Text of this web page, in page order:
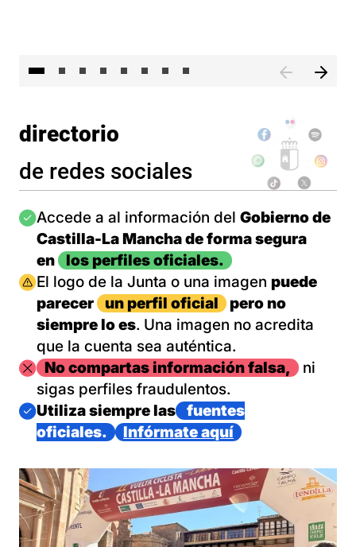
directorio
de redes sociales
Imagen
Accede a al información del Gobierno de
Castilla-La Mancha de forma segura
en
los perfiles oficiales.
Imagen
El logo de la Junta o una imagen puede
parecer
un perfil oficial
pero no
siempre lo es. Una imagen no acredita
que la cuenta sea auténtica.
ImagenNo compartas información falsa,
ni
sigas perfiles fraudulentos.
Imagen
Utiliza siempre las
fuentes
oficiales.
Infórmate aquí